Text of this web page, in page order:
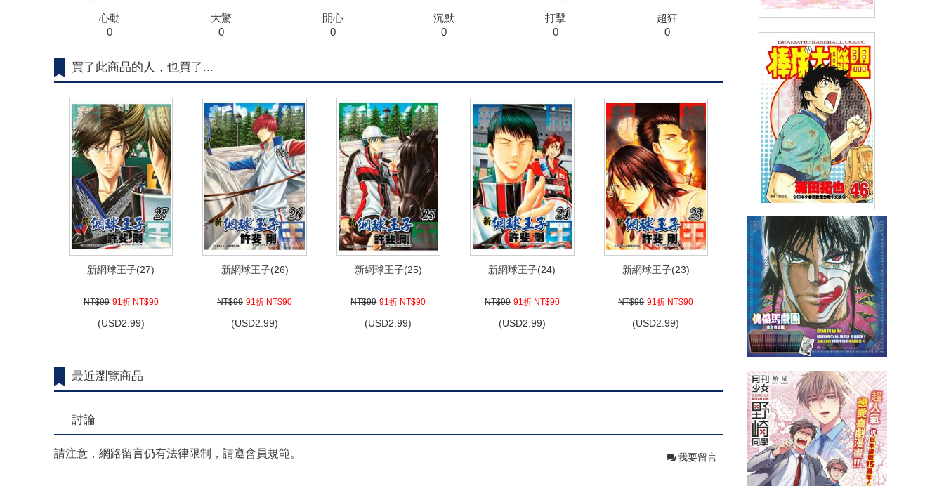
心動
0
大驚
0
開心
0
沉默
0
打擊
0
超狂
0
買了此商品的人，也買了...
新網球王子(27)
NT$99 91折 NT$90
(USD2.99)
新網球王子(26)
NT$99 91折 NT$90
(USD2.99)
新網球王子(25)
NT$99 91折 NT$90
(USD2.99)
新網球王子(24)
NT$99 91折 NT$90
(USD2.99)
新網球王子(23)
NT$99 91折 NT$90
(USD2.99)
最近瀏覽商品
討論
請注意，網路留言仍有法律限制，請遵會員規範。 我要留言
(03)完
NT$160 90折 NT$144 (USD4.78)
棒球大聯盟(46)
NT$80 90折 NT$72 (USD2.39)